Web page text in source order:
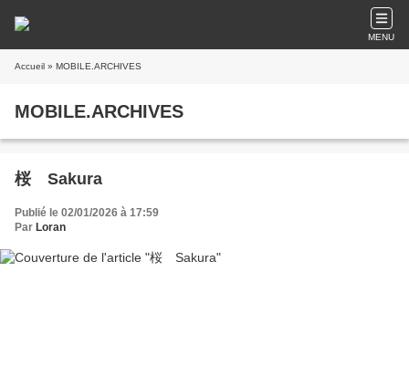
MENU
Accueil » MOBILE.ARCHIVES
MOBILE.ARCHIVES
桜 Sakura
Publié le 02/01/2026 à 17:59
Par Loran